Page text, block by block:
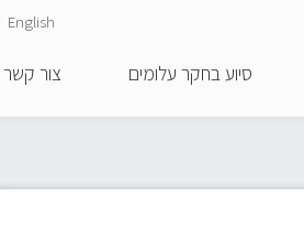
סיוע בחקר עלומים צור קשר
English